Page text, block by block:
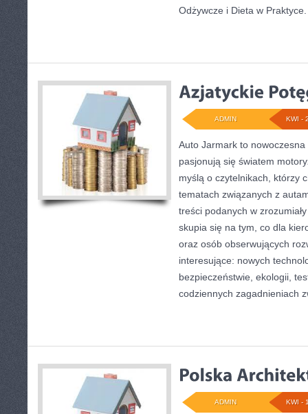
Odżywcze i Dieta w Praktyce.
KWI -
ADMIN
Auto Jarmark to
pasjonują się światem
myślą o czytelnikach, którzy
tematach związanych z
treści podanych w
skupia się na tym, co dla
oraz osób obserwujących
interesujące: nowych
bezpieczeństwie, ekologii,
codziennych zagadnieniach
KWI -
ADMIN